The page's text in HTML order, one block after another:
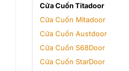
Cửa Cuốn Titadoor
Cửa Cuốn Mitadoor
Cửa Cuốn Austdoor
Cửa Cuốn S68Door
Cửa Cuốn StarDoor